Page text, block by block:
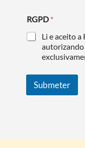
RGPD *
Li e aceito a
Submeter